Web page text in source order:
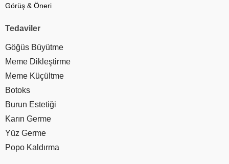
Görüş & Öneri
Tedaviler
Göğüs Büyütme
Meme Dikleştirme
Meme Küçültme
Botoks
Burun Estetiği
Karın Germe
Yüz Germe
Popo Kaldırma